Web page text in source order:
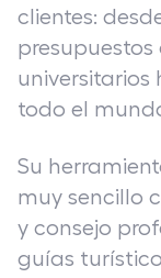
clientes:
universitarios
todo el
Su
muy sencillo
y consejo
guías